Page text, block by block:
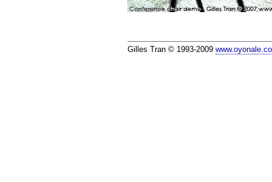
Gilles Tran © 1993-2009